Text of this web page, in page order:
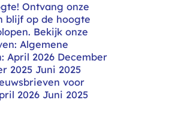
Ontvang onze
blijf op de hoogte
Bekijk onze
Algemene
April 2026 December
2025 Juni 2025
voor
2026 Juni 2025